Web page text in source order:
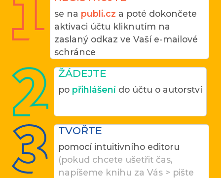
se na publi.cz a poté dokončete
aktivaci účtu kliknutím na
zaslaný odkaz ve Vaší e-mailové
schránce
ŽÁDEJTE
po přihlášenído účtu o autorství
TVOŘTE
pomocí intuitivního editoru
(pokud chcete ušetřit čas,
napíšeme knihu za Vás > pište